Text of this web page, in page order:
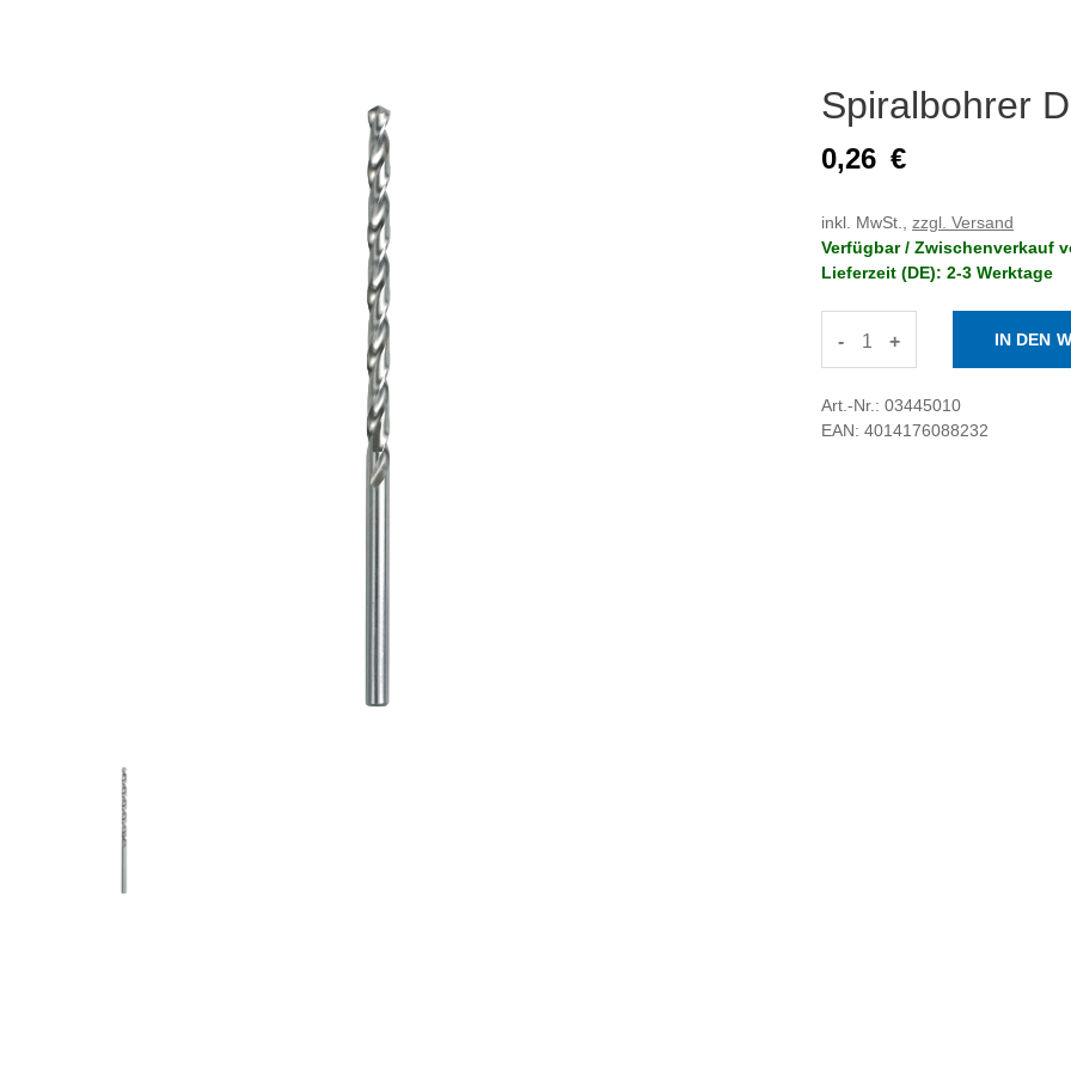
Spiralbohrer
0,26 €
inkl. MwSt., zzgl. Versand
Verfügbar / Zwischenverkauf
Lieferzeit (DE): 2-3 Werktage
- +
Art.-Nr.: 03445010
EAN: 4014176088232